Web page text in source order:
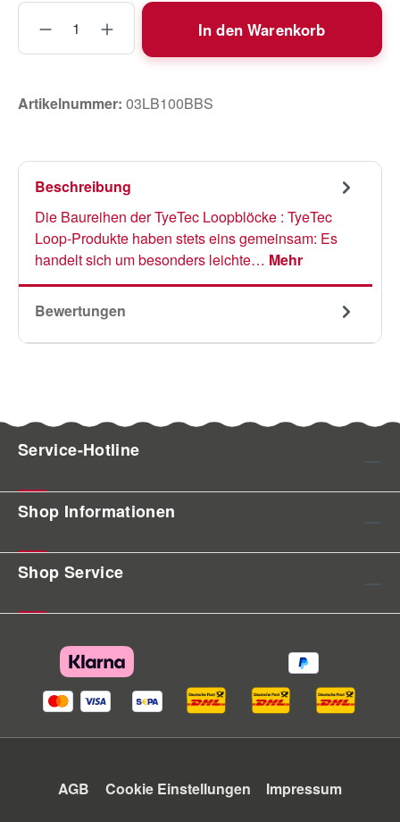
Produkt Anzahl: Gib den gewünschten
In den Warenkorb
Artikelnummer: 03LB100BBS
Beschreibung
Die Baureihen der TyeTec Loopblöcke : TyeTec
Loop-Produkte haben stets eins gemeinsam: Es
handelt sich um besonders leichte… Mehr
Bewertungen
Service-Hotline
Shop Informationen
Shop Service
AGB Cookie Einstellungen Impressum